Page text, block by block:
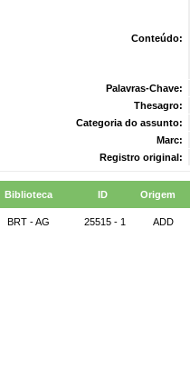
Conteúdo:
Palavras-Chave:
Thesagro:
Categoria do assunto:
Marc:
Registro original:
Biblioteca ID Origem
BRT - AG 25515 - 1 ADD